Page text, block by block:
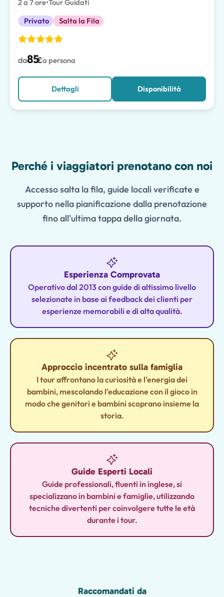
2 a 7 ore•Tour Guidati
Privato
Salta la Fila
da85€a persona
Dettagli Disponibilità
Features
Perché i viaggiatori prenotano con noi
Accesso salta la fila, guide locali verificate e
supporto nella pianificazione dalla prenotazione
fino all'ultima tappa della giornata.
Esperienza Comprovata
Operativo dal 2013 con guide di altissimo livello
selezionate in base ai feedback dei clienti per
esperienze memorabili e di alta qualità.
Approccio incentrato sulla famiglia
I tour affrontano la curiosità e l'energia dei
bambini, mescolando l'educazione con il gioco in
modo che genitori e bambini scoprano insieme la
storia.
Guide Esperti Locali
Guide professionali, fluenti in inglese, si
specializzano in bambini e famiglie, utilizzando
tecniche divertenti per coinvolgere tutte le età
durante i tour.
Raccomandati da